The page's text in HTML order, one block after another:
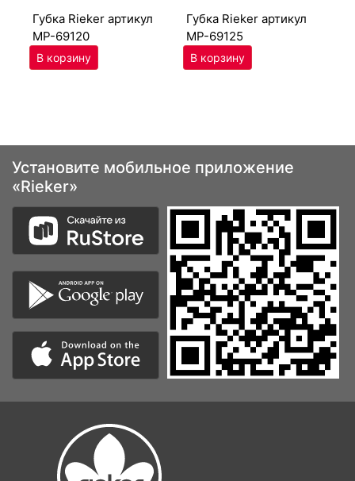
губ­ка Ri­eker артикул
MP-69120
губ­ка Ri­eker артикул
MP-69125
Установите мобильное приложение
«Rieker»